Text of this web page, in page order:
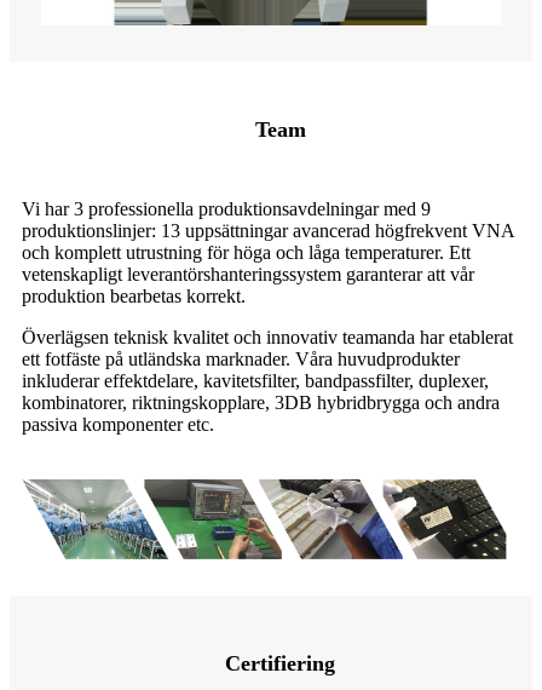
Team
Vi har 3 professionella produktionsavdelningar med 9
produktionslinjer: 13 uppsättningar avancerad högfrekvent VNA
och komplett utrustning för höga och låga temperaturer. Ett
vetenskapligt leverantörshanteringssystem garanterar att vår
produktion bearbetas korrekt.
Överlägsen teknisk kvalitet och innovativ teamanda har etablerat
ett fotfäste på utländska marknader. Våra huvudprodukter
inkluderar effektdelare, kavitetsfilter, bandpassfilter, duplexer,
kombinatorer, riktningskopplare, 3DB hybridbrygga och andra
passiva komponenter etc.
Certifiering